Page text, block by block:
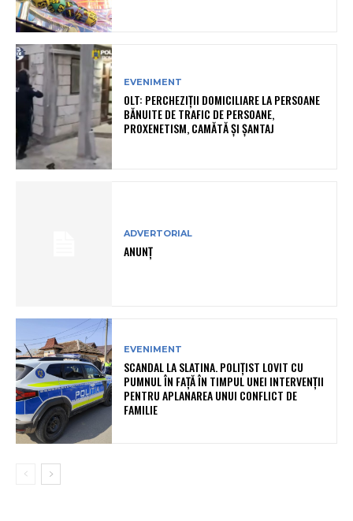
EVENIMENT
OLT: PERCHEZIŢII DOMICILIARE LA PERSOANE
BĂNUITE DE TRAFIC DE PERSOANE,
PROXENETISM, CAMĂTĂ ŞI ŞANTAJ
ADVERTORIAL
ANUNȚ
EVENIMENT
SCANDAL LA SLATINA. POLIȚIST LOVIT CU
PUMNUL ÎN FAȚĂ ÎN TIMPUL UNEI INTERVENȚII
PENTRU APLANAREA UNUI CONFLICT DE
FAMILIE